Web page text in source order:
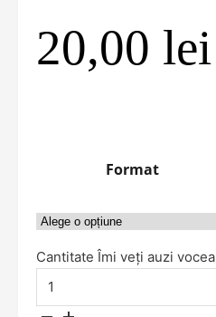
20,00 lei
Format
Cantitate Îmi veți auzi vocea